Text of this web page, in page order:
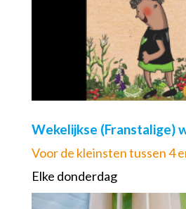
Wekelijkse (Franstalige)
Voor de kleinsten tussen 4
Elke donderdag